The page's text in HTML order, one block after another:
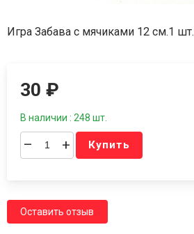
Игра Забава с мячиками 12 см.1 шт.
30₽
В наличии : 248 шт.
– + Купить
Оставить отзыв